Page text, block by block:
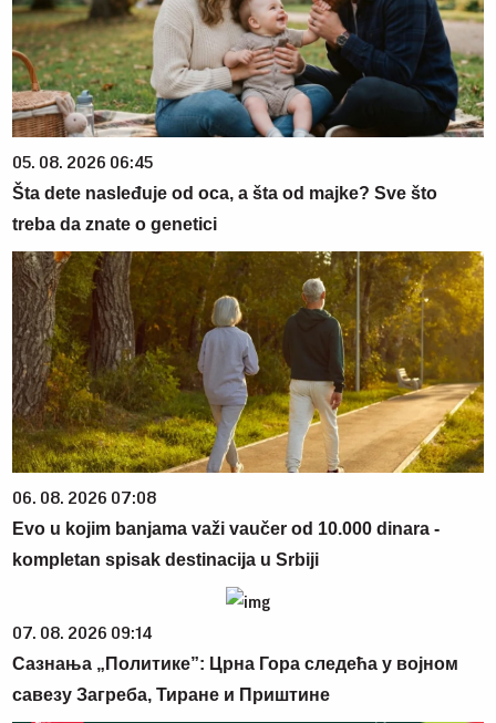
05. 08. 2026 06:45
Šta dete nasleđuje od oca, a šta od majke? Sve što
treba da znate o genetici
06. 08. 2026 07:08
Evo u kojim banjama važi vaučer od 10.000 dinara -
kompletan spisak destinacija u Srbiji
07. 08. 2026 09:14
Сазнања „Политике”: Црна Гора следећа у војном
савезу Загреба, Тиране и Приштине